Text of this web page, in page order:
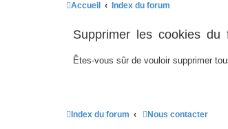
Accueil Index du forum
Supprimer les cookies du
Êtes-vous sûr de vouloir supprimer
Index du forum Nous contacter